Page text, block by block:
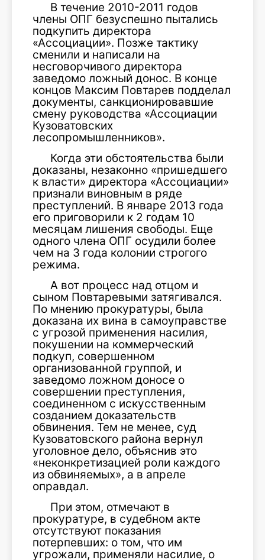
В течение 2010-2011 годов
члены ОПГ безуспешно пытались
подкупить директора
«Ассоциации». Позже тактику
сменили и написали на
несговорчивого директора
заведомо ложный донос. В конце
концов Максим Повтарев подделал
документы, санкционировавшие
смену руководства «Ассоциации
Кузоватовских
лесопромышленников».
Когда эти обстоятельства были
доказаны, незаконно «пришедшего
к власти» директора «Ассоциации»
признали виновным в ряде
преступлений. В январе 2013 года
его приговорили к 2 годам 10
месяцам лишения свободы. Еще
одного члена ОПГ осудили более
чем на 3 года колонии строгого
режима.
А вот процесс над отцом и
сыном Повтаревыми затягивался.
По мнению прокуратуры, была
доказана их вина в самоуправстве
с угрозой применения насилия,
покушении на коммерческий
подкуп, совершенном
организованной группой, и
заведомо ложном доносе о
совершении преступления,
соединенном с искусственным
созданием доказательств
обвинения. Тем не менее, суд
Кузоватовского района вернул
уголовное дело, объяснив это
«неконкретизацией роли каждого
из обвиняемых», а в апреле
оправдал.
При этом, отмечают в
прокуратуре, в судебном акте
отсутствуют показания
потерпевших: о том, что им
угрожали, применяли насилие, о